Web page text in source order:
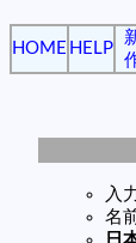
HOME HELP
入
名